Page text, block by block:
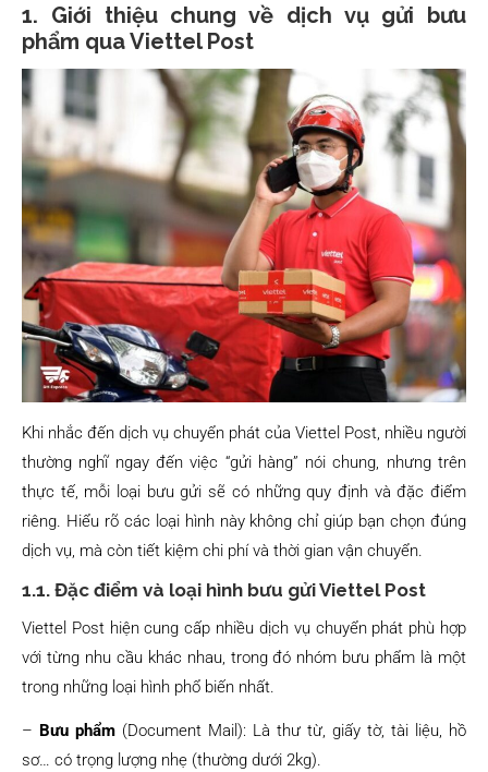
1. Giới thiệu chung về dịch vụ gửi bưu
phẩm qua Viettel Post
Khi nhắc đến dịch vụ chuyển phát của Viettel Post, nhiều người
thường nghĩ ngay đến việc “gửi hàng” nói chung, nhưng trên
thực tế, mỗi loại bưu gửi sẽ có những quy định và đặc điểm
riêng. Hiểu rõ các loại hình này không chỉ giúp bạn chọn đúng
dịch vụ, mà còn tiết kiệm chi phí và thời gian vận chuyển.
1.1. Đặc điểm và loại hình bưu gửi Viettel Post
Viettel Post hiện cung cấp nhiều dịch vụ chuyển phát phù hợp
với từng nhu cầu khác nhau, trong đó nhóm bưu phẩm là một
trong những loại hình phổ biến nhất.
– Bưu phẩm (Document Mail): Là thư từ, giấy tờ, tài liệu, hồ
sơ… có trọng lượng nhẹ (thường dưới 2kg).